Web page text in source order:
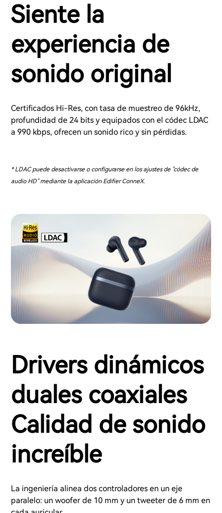
Siente la
experiencia de
sonido original
Certificados Hi-Res, con tasa de muestreo de 96kHz,
profundidad de 24 bits y equipados con el códec LDAC
a 990 kbps, ofrecen un sonido rico y sin pérdidas.
* LDAC puede desactivarse o configurarse en los ajustes de "códec de
audio HD" mediante la aplicación Edifier ConneX.
Drivers dinámicos
duales coaxiales
Calidad de sonido
increíble
La ingeniería alinea dos controladores en un eje
paralelo: un woofer de 10 mm y un tweeter de 6 mm en